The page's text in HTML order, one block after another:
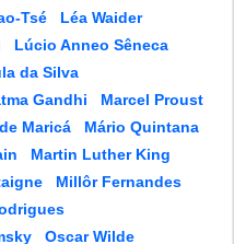
Tsé
Léa Waider
Lúcio Anneo Sêneca
da Silva
Gandhi
Marcel Proust
Maricá
Mário Quintana
Martin Luther King
Millôr Fernandes
Oscar Wilde